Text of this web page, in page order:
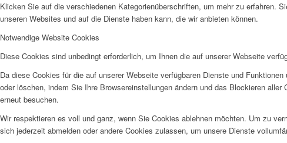
Klicken Sie auf die verschiedenen Kategorienüberschriften, um mehr zu erfahren.
unseren Websites und auf die Dienste haben kann, die wir anbieten können.
Notwendige Website Cookies
Diese Cookies sind unbedingt erforderlich, um Ihnen die auf unserer Webseite
Da diese Cookies für die auf unserer Webseite verfügbaren Dienste und
oder löschen, indem Sie Ihre Browsereinstellungen ändern und das Blockieren
erneut besuchen.
Wir respektieren es voll und ganz, wenn Sie Cookies ablehnen möchten. Um zu
sich jederzeit abmelden oder andere Cookies zulassen, um unsere Dienste